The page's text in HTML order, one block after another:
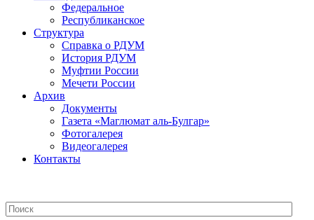
Федеральное
Республиканское
Структура
Справка о РДУМ
История РДУМ
Муфтии России
Мечети России
Архив
Документы
Газета «Маглюмат аль-Булгар»
Фотогалерея
Видеогалерея
Контакты